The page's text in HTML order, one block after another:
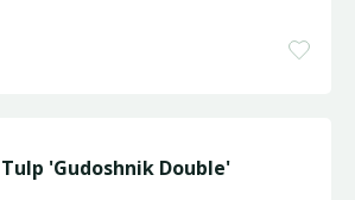
Tulp 'Gudoshnik Double'